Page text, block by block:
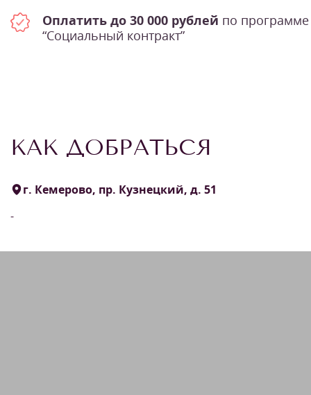
Оплатить до 30 000 рублей по программе
“Социальный контракт”
КАК ДОБРАТЬСЯ
г. Кемерово, пр. Кузнецкий, д. 51
-